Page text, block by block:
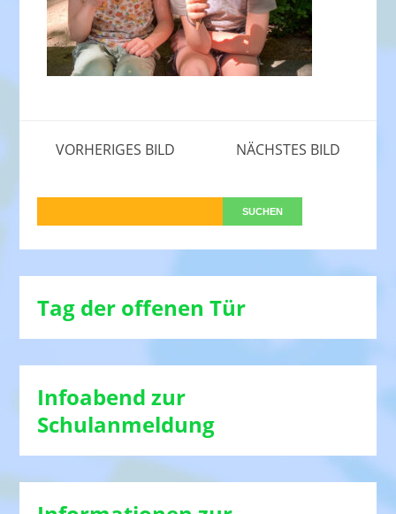
VORHERIGES BILD NÄCHSTES BILD
Tag der offenen Tür
Infoabend zur
Schulanmeldung